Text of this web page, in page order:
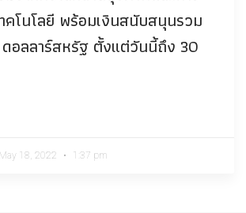
คโนโลยี พร้อมเงินสนับสนุนรวม
อลลาร์สหรัฐ ตั้งแต่วันนี้ถึง 30
May 18, 2022 1:37 pm